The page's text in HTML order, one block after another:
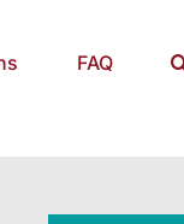
FAQ